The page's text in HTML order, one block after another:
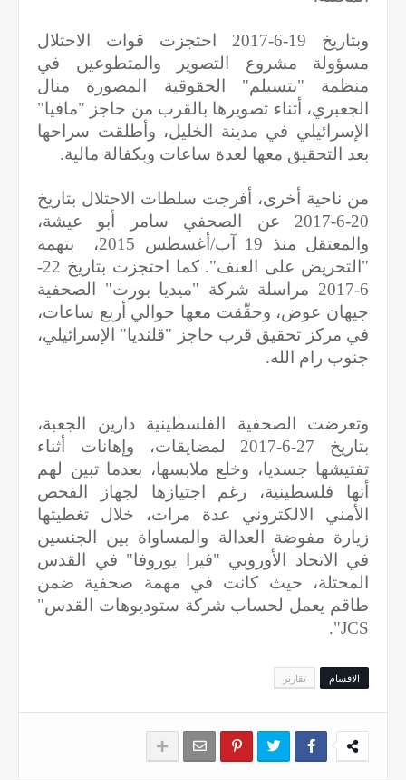
وبتاريخ 19-6-2017 احتجزت قوات الاحتلال
مسؤولة مشروع التصوير والمتطوعين في
منظمة "بتسيلم" الحقوقية المصورة منال
الجعبري، أثناء تصويرها بالقرب من حاجز "مافيا"
الإسرائيلي في مدينة الخليل، وأطلقت سراحها
بعد التحقيق معها لعدة ساعات وبكفالة مالية.
من ناحية أخرى، أفرجت سلطات الاحتلال بتاريخ
20-6-2017 عن الصحفي سامر أبو عيشة،
والمعتقل منذ 19 آب/أغسطس 2015، بتهمة
"التحريض على العنف". كما احتجزت بتاريخ 22-
6-2017 مراسلة شركة "ميديا بورت" الصحفية
جيهان عوض، وحقّقت معها حوالي أربع ساعات،
في مركز تحقيق قرب حاجز "قلنديا" الإسرائيلي،
جنوب رام الله.
وتعرضت الصحفية الفلسطينية دارين الجعبة،
بتاريخ 27-6-2017 لمضايقات، وإهانات أثناء
تفتيشها جسديا، وخلع ملابسها، بعدما تبين لهم
أنها فلسطينية، رغم اجتيازها لجهاز الفحص
الأمني الالكتروني عدة مرات، خلال تغطيتها
زيارة مفوضة العدالة والمساواة بين الجنسين
في الاتحاد الأوروبي "فيرا يوروفا" في القدس
المحتلة، حيث كانت في مهمة صحفية ضمن
طاقم يعمل لحساب شركة ستوديوهات القدس"
JCS
".
الاقسام تقارير